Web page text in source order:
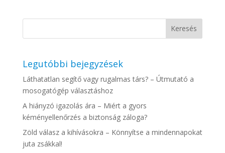
Legutóbbi bejegyzések
Láthatatlan segítő vagy rugalmas társ? – Útmutató a
mosogatógép választáshoz
A hiányzó igazolás ára – Miért a gyors
kéményellenőrzés a biztonság záloga?
Zöld válasz a kihívásokra – Könnyítse a mindennapokat
juta zsákkal!